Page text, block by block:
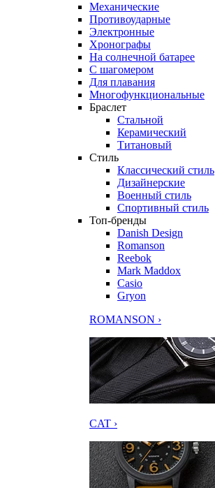
Механические
Противоударные
Электронные
Хронографы
На солнечной батарее
С шагомером
Для плавания
Многофункциональные
Браслет
Стальной
Керамический
Титановый
Стиль
Классический стиль
Дизайнерские
Военный стиль
Спортивный стиль
Топ-бренды
Danish Design
Romanson
Reebok
Mark Maddox
Casio
Gryon
ROMANSON ›
CAT ›